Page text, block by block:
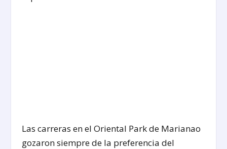
Las carreras en el Oriental Park de Marianao
gozaron siempre de la preferencia del